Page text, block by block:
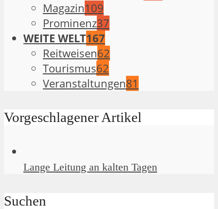
Magazin109
Prominenz37
WEITE WELT167
Reitweisen62
Tourismus62
Veranstaltungen81
Vorgeschlagener Artikel
Lange Leitung an kalten Tagen
Suchen